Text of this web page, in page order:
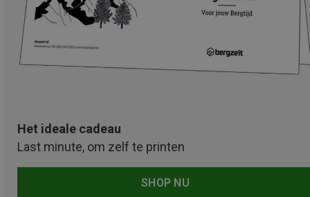
Het ideale cadeau
Last minute, om zelf te printen
SHOP NU